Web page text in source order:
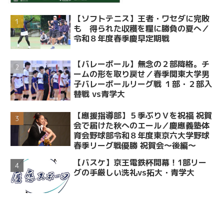
【ソフトテニス】王者・ワセダに完敗
も 得られた収穫を糧に勝負の夏へ／
令和８年度春季慶早定期戦
【バレーボール】無念の２部降格。チ
ームの形を取り戻せ／春季関東大学男
子バレーボールリーグ戦 １部・２部入
替戦 vs青学大
【應援指導部】５季ぶりＶを祝福 祝賀
会で届けた秋へのエール／慶應義塾体
育会野球部令和８年度東京六大学野球
春季リーグ戦優勝 祝賀会～後編～
【バスケ】京王電鉄杯開幕！1部リー
グの手厳しい洗礼vs拓大・青学大